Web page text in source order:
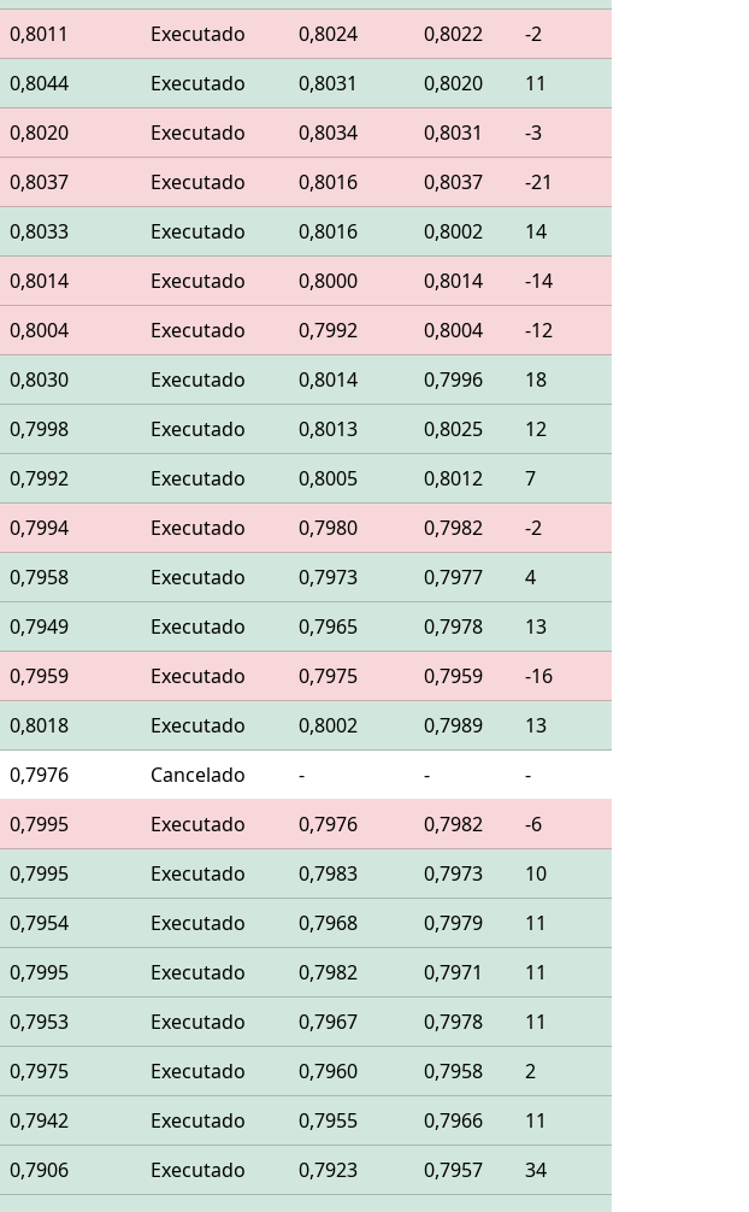
0,8011 Executado 0,8024 0,8022
-2
0,8044 Executado 0,8031 0,8020
11
0,8020 Executado 0,8034 0,8031
-3
0,8037 Executado 0,8016 0,8037
-21
0,8033 Executado 0,8016 0,8002
14
0,8014 Executado 0,8000 0,8014
-14
0,8004 Executado 0,7992 0,8004
-12
0,8030 Executado 0,8014 0,7996
18
0,7998 Executado 0,8013 0,8025
12
0,7992 Executado 0,8005 0,8012
7
0,7994 Executado 0,7980 0,7982
-2
0,7958 Executado 0,7973 0,7977
4
0,7949 Executado 0,7965 0,7978
13
0,7959 Executado 0,7975 0,7959
-16
0,8018 Executado 0,8002 0,7989
13
0,7976 Cancelado - -
-
0,7995 Executado 0,7976 0,7982
-6
0,7995 Executado 0,7983 0,7973
10
0,7954 Executado 0,7968 0,7979
11
0,7995 Executado 0,7982 0,7971
11
0,7953 Executado 0,7967 0,7978
11
0,7975 Executado 0,7960 0,7958
2
0,7942 Executado 0,7955 0,7966
11
0,7906 Executado 0,7923 0,7957
34